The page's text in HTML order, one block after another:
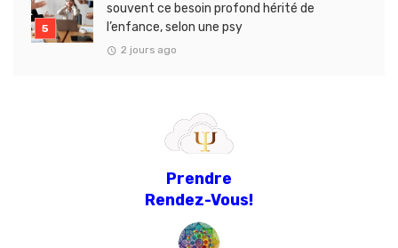
souvent ce besoin profond hérité de
l’enfance, selon une psy
2 jours ago
Prendre
Rendez-Vous!